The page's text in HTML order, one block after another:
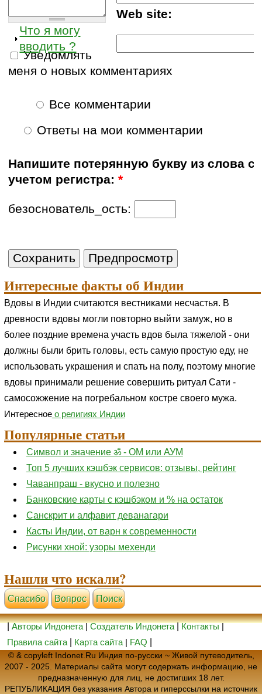
Web site:
Что я могу
вводить ?
Уведомлять
меня о новых комментариях
Все комментарии
Ответы на мои комментарии
Напишите потерянную букву из слова с
учетом регистра:*
безоснователь_ость:
Интересные факты об Индии
Вдовы в Индии считаются вестниками несчастья. В
древности вдовы могли повторно выйти замуж, но в
более поздние времена участь вдов была тяжелой - они
должны были брить головы, есть самую простую еду, не
использовать украшения и спать на полу, поэтому многие
вдовы принимали решение совершить ритуал Сати -
самосожжение на погребальном костре своего мужа.
Интересноео религиях Индии
Популярные статьи
Символ и значение ॐ - ОМ или АУМ
Топ 5 лучших кэшбэк сервисов: отзывы, рейтинг
Чаванпраш - вкусно и полезно
Банковские карты с кэшбэком и % на остаток
Санскрит и алфавит деванагари
Касты Индии, от варн к современности
Рисунки хной: узоры мехенди
Нашли что искали?
Cпасибо Вопрос Поиск
|Авторы Индонета|Создатель Индонета|Контакты|
Правила сайта
Карта сайта | FAQ
© & copyleft Indonet.Ru Индия по-русски ~ Живой путеводитель,
2007 - 2025. Материалы сайта могут содержать информацию, не
предназначенную для лиц, не достигших 18 лет.
РЕПУБЛИКАЦИЯ без указания Автора и гиперссылки на источник